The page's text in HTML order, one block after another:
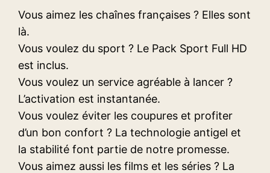
Vous aimez les chaînes françaises ? Elles sont
là.
Vous voulez du sport ? Le Pack Sport Full HD
est inclus.
Vous voulez un service agréable à lancer ?
L’activation est instantanée.
Vous voulez éviter les coupures et profiter
d’un bon confort ? La technologie antigel et
la stabilité font partie de notre promesse.
Vous aimez aussi les films et les séries ? La